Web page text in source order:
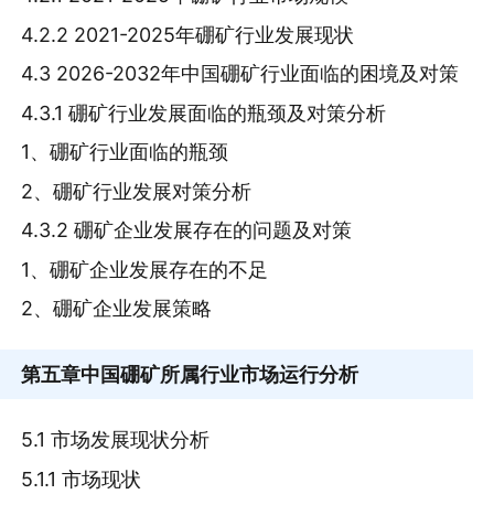
4.2.2 2021-2025年硼矿行业发展现状
4.3 2026-2032年中国硼矿行业面临的困境及对策
4.3.1 硼矿行业发展面临的瓶颈及对策分析
1、硼矿行业面临的瓶颈
2、硼矿行业发展对策分析
4.3.2 硼矿企业发展存在的问题及对策
1、硼矿企业发展存在的不足
2、硼矿企业发展策略
第五章中国硼矿所属行业市场运行分析
5.1 市场发展现状分析
5.1.1 市场现状